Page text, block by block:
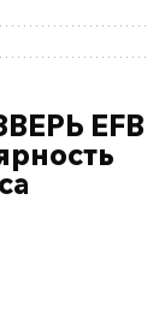
EFB